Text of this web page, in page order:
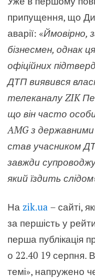
припущення, що
аварії: «Ймовірно,
бізнесмен, однак
офіційних
ДТП виявився
телеканалу ZIK
що він часто
AMG з
став учасником
завжди
який їздить слідом
На zik.ua – сайті,
за першість у
перша публікація
о 22.40 19 серпня.
темі», напружено